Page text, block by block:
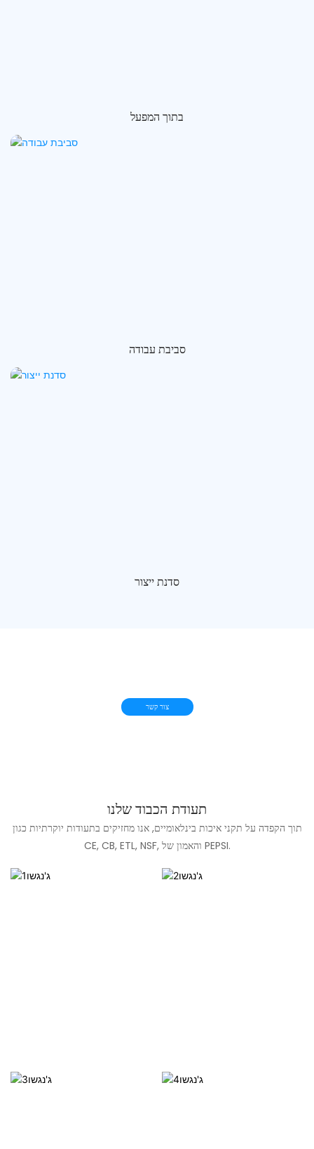
בתוך המפעל
סביבת עבודה
סדנת ייצור
צור קשר
תעודת הכבוד שלנו
תוך הקפדה על תקני איכות בינלאומיים, אנו מחזיקים בתעודות יוקרתיות כגון
CE, CB, ETL, NSF, והאמון של PEPSI.